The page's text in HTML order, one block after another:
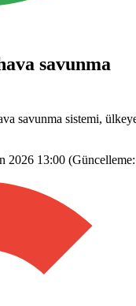
savunma
savunma sistemi,
2026 13:00 (Güncelleme: